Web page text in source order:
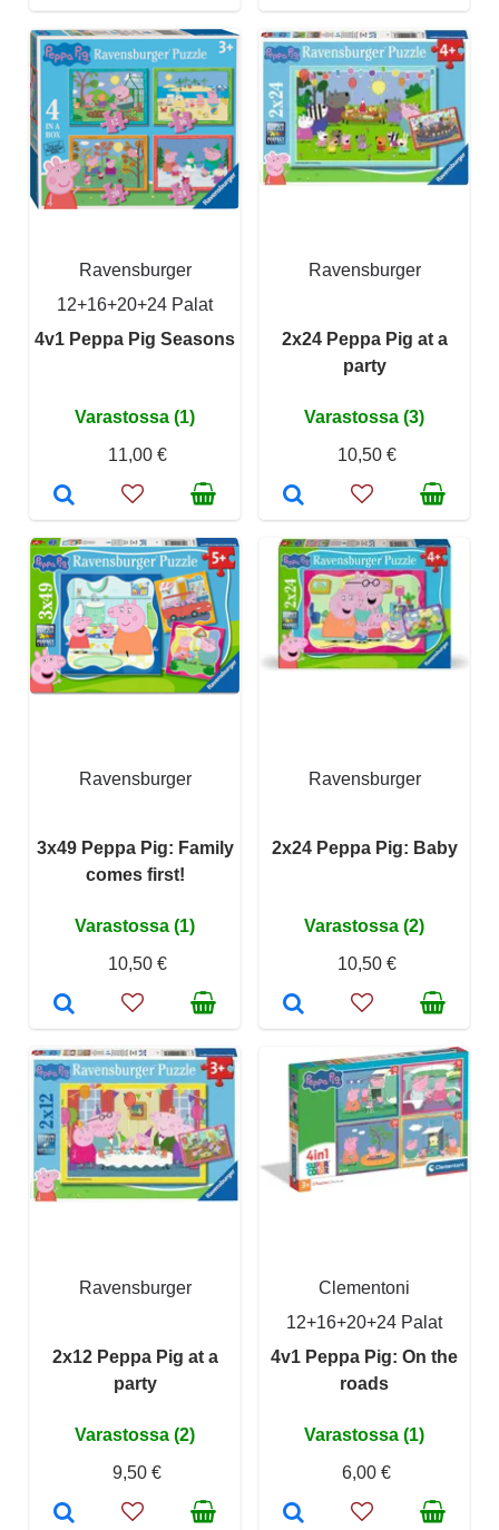
Ravensburger
12+16+20+24 Palat
4v1 Peppa Pig Seasons
Varastossa (1)
11,00 €
Ravensburger
2x24 Peppa Pig at a
party
Varastossa (3)
10,50 €
Ravensburger
3x49 Peppa Pig: Family
comes first!
Varastossa (1)
10,50 €
Ravensburger
2x24 Peppa Pig: Baby
Varastossa (2)
10,50 €
Ravensburger
2x12 Peppa Pig at a
party
Varastossa (2)
9,50 €
Clementoni
12+16+20+24 Palat
4v1 Peppa Pig: On the
roads
Varastossa (1)
6,00 €